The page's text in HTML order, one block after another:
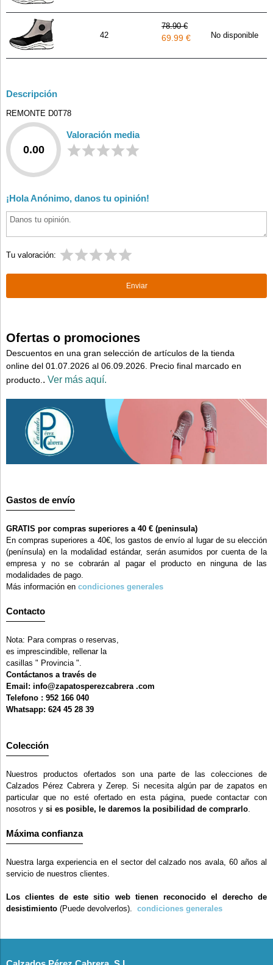
42
78.90 €
69.99 € No disponible
Descripción
REMONTE D0T78
0.00
Valoración media
¡Hola Anónimo, danos tu opinión!
Tu valoración:
Ofertas o promociones
Descuentos en una gran selección de artículos de la tienda
online del 01.07.2026 al 06.09.2026. Precio final marcado en
producto. . Ver más aquí.
Gastos de envío
GRATIS por compras superiores a 40 € (peninsula)
En compras superiores a 40€, los gastos de envío al lugar de su elección
(península) en la modalidad estándar, serán asumidos por cuenta de la
empresa y no se cobrarán al pagar el producto en ninguna de las
modalidades de pago.
Más información en condiciones generales
Contacto
Nota: Para compras o reservas,
es imprescindible, rellenar la
casillas " Provincia ".
Contáctanos a través de
Email: info@zapatosperezcabrera .com
Telefono : 952 166 040
Whatsapp: 624 45 28 39
Colección
Nuestros productos ofertados son una parte de las colecciones de
Calzados Pérez Cabrera y Zerep. Si necesita algún par de zapatos en
particular que no esté ofertado en esta página, puede contactar con
nosotros y si es posible, le daremos la posibilidad de comprarlo.
Máxima confianza
Nuestra larga experiencia en el sector del calzado nos avala, 60 años al
servicio de nuestros clientes.
Los clientes de este sitio web tienen reconocido el derecho de
desistimiento (Puede devolverlos). condiciones generales